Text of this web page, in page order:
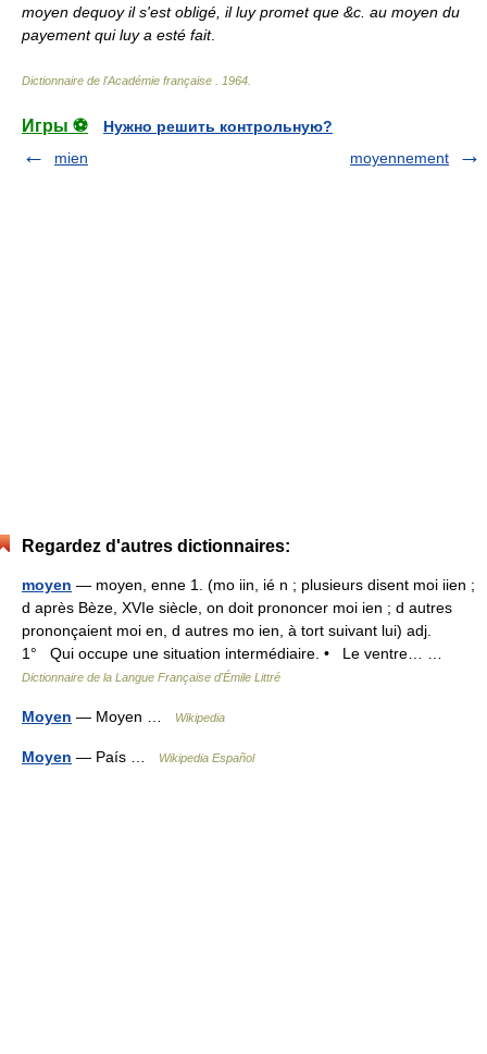
moyen dequoy il s'est obligé, il luy promet que &c. au moyen du
payement qui luy a esté fait.
Dictionnaire de l'Académie française 1964
Игры ⚽
Нужно решить контрольную?
mien
moyennement
Regardez d'autres dictionnaires:
moyen — moyen, enne 1. (mo iin, ié n ; plusieurs disent moi iien ;
d après Bèze, XVIe siècle, on doit prononcer moi ien ; d autres
prononçaient moi en, d autres mo ien, à tort suivant lui) adj.
1° Qui occupe une situation intermédiaire. • Le ventre… …
Dictionnaire de la Langue Française d'Émile Littré
Moyen — Moyen … Wikipedia
Moyen — País … Wikipedia Español